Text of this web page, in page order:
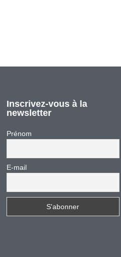
Inscrivez-vous à la
newsletter
Prénom
E-mail